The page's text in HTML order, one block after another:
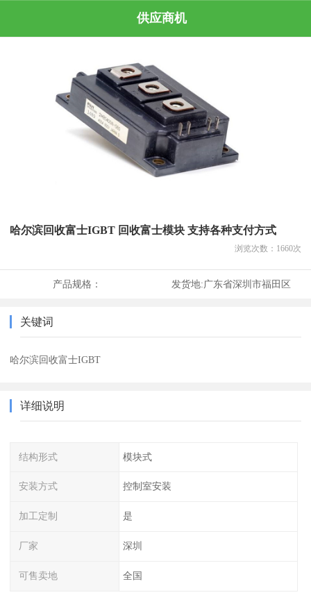
供应商机
哈尔滨回收富士IGBT 回收富士模块 支持各种支付方式
浏览次数： 1660次
产品规格： 发货地:广东省深圳市福田区
关键词
哈尔滨回收富士IGBT
详细说明
结构形式 模块式
安装方式 控制室安装
加工定制 是
厂家 深圳
可售卖地 全国